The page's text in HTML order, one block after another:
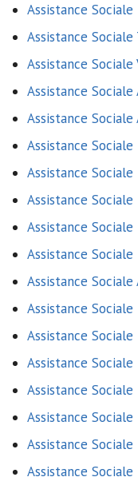
Assistance Sociale
Assistance Sociale
Assistance
Assistance Sociale
Assistance Sociale
Assistance
Assistance Sociale
Assistance
Assistance
Assistance
Assistance Sociale
Assistance
Assistance
Assistance Sociale
Assistance Sociale
Assistance
Assistance Sociale
Assistance